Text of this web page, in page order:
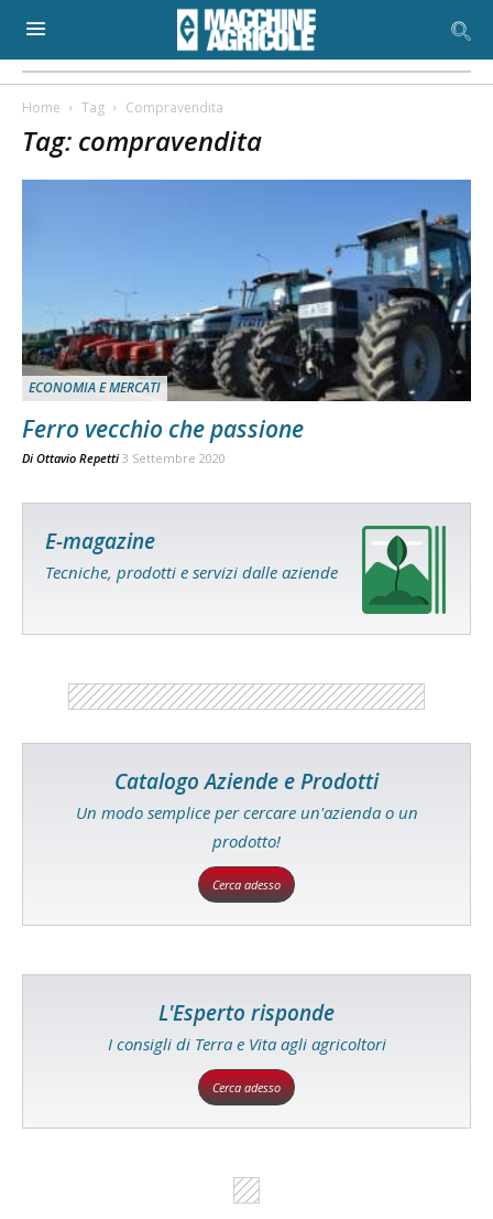
Home Tag Compravendita
Tag: compravendita
ECONOMIA E MERCATI
Ferro vecchio che passione
Di Ottavio Repetti 3 Settembre 2020
E-magazine
Tecniche, prodotti e servizi dalle aziende
Catalogo Aziende e Prodotti
Un modo semplice per cercare un'azienda o un
prodotto!
Cerca adesso
L'Esperto risponde
I consigli di Terra e Vita agli agricoltori
Cerca adesso